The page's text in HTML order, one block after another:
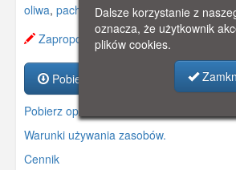
oliwa, pachołek,hotel,karlshof,
Zaproponuj zmianę opisu.
Pobierz zasób
Pobierz opis
Warunki używania zasobów.
Cennik
Dalsze korzystanie z
oznacza, że użytkownik
plików cookies.